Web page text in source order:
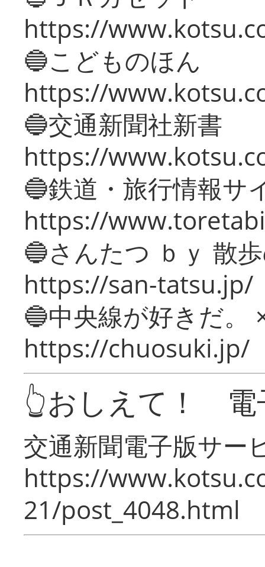
https://
🔵こどものほん
https://
🔵交通新聞社新書
https://
🔵鉄道・旅行情報サ
https://
🔵さんたつ ｂｙ 散
https://san-tatsu.jp/
🔵中央線が好きだ。
https://chuosuki.jp/
👆おしえて！ 電
交通新聞電子版サー
https://
21/post_4048.html